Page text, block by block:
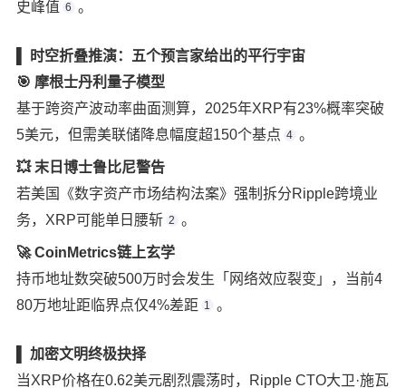
史峰值 6 。
▌ 时空折叠推演：五个预言家给出的平行宇宙
🎯 摩根士丹利量子模型
基于跨资产波动率曲面测算，2025年XRP有23%概率突破
5美元，但需美联储降息幅度超150个基点 4 。
💥 末日博士鲁比尼警告
若美国《数字资产市场结构法案》强制拆分Ripple跨境业
务，XRP可能单日腰斩 2 。
🚀 CoinMetrics链上玄学
持币地址数突破500万时会发生「网络效应裂变」，当前4
80万地址距临界点仅4%差距 1 。
▌ 加密文明终极抉择
当XRP价格在0.62美元剧烈震荡时，Ripple CTO大卫·施瓦